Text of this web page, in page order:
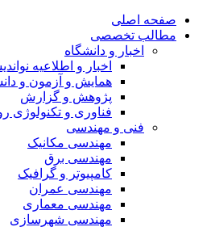
صفحه اصلی
مطالب تخصصی
اخبار و دانشگاه
اخبار و اطلاعیه نواندیشان
همایش و آزمون و دانشگاه
پژوهش و گزارش
فناوری و تکنولوژی روز
فنی و مهندسی
مهندسی مکانیک
مهندسی برق
کامپیوتر و گرافیک
مهندسی عمران
مهندسی معماری
مهندسی شهرسازی